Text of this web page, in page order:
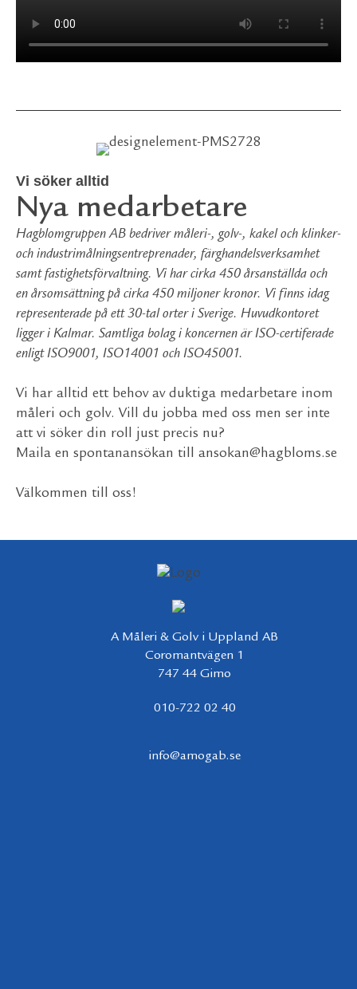
Vi söker alltid
Nya medarbetare
Hagblomgruppen AB bedriver måleri-, golv-, kakel och klinker-
och industrimålningsentreprenader, färghandelsverksamhet
samt fastighetsförvaltning. Vi har cirka 450 årsanställda och
en årsomsättning på cirka 450 miljoner kronor. Vi finns idag
representerade på ett 30-tal orter i Sverige. Huvudkontoret
ligger i Kalmar. Samtliga bolag i koncernen är ISO-certiferade
enligt ISO9001, ISO14001 och ISO45001.
Vi har alltid ett behov av duktiga medarbetare inom
måleri och golv. Vill du jobba med oss men ser inte
att vi söker din roll just precis nu?
Maila en spontanansökan till ansokan@hagbloms.se
Välkommen till oss!
A Måleri & Golv i Uppland AB
Coromantvägen 1
747 44 Gimo
010-722 02 40
info@amogab.se